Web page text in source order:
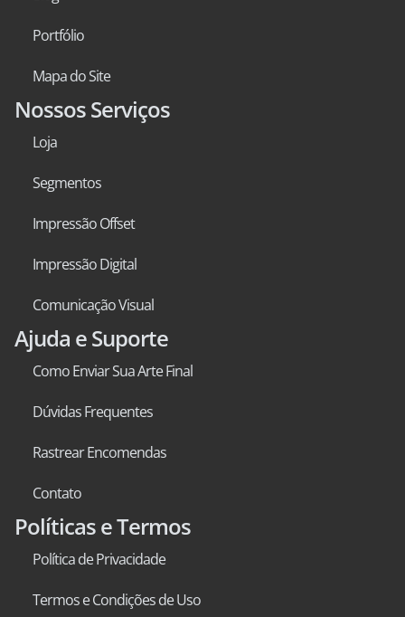
Portfólio
Mapa do Site
Nossos Serviços
Loja
Segmentos
Impressão Offset
Impressão Digital
Comunicação Visual
Ajuda e Suporte
Como Enviar Sua Arte Final
Dúvidas Frequentes
Rastrear Encomendas
Contato
Políticas e Termos
Política de Privacidade
Termos e Condições de Uso